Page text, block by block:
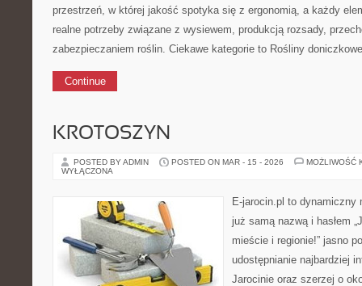
przestrzeń, w której jakość spotyka się z ergonomią, a każdy
realne potrzeby związane z wysiewem, produkcją rozsady,
zabezpieczaniem roślin. Ciekawe kategorie to Rośliny
Continue
KROTOSZYN
POSTED BY ADMIN POSTED ON MAR - 15 - 2026
MOŻLIWOŚĆ
WYŁĄCZONA
E-jarocin.pl to dynamiczny
już samą nazwą i hasłem
mieście i regionie!” jasno
udostępnianie najbardziej
Jarocinie oraz szerzej o